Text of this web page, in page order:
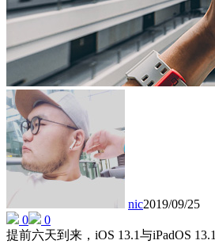
nic2019/09/25
0
0
提前六天到来，iOS 13.1与iPadOS